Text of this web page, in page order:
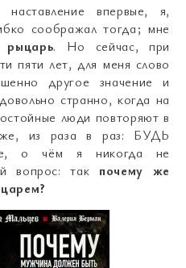
впервые, я,
соображал тогда; мне
рыцарь. Но сейчас, при
пяти лет, для меня слово
другое значение и
странно, когда на
люди повторяют в
из раза в раз: БУДЬ
о чём я никогда не
вопрос: так почему же